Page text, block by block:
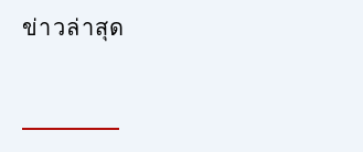
ข่าวล่าสุด